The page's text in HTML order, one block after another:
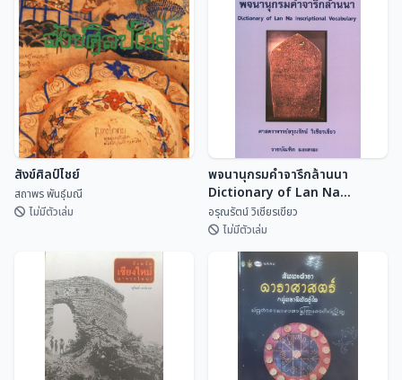
สังข์ศิลป์ไชย์
สถาพร พันธุ์มณี
สังข์ศิลป์ไชย์
สถาพร พันธุ์มณี
ไม่มีตัวเล่ม
พจนานุกรมคำจารึกล้านนา
Dictionary of Lan Na
Inscriptional Vocabulary
อรุณรัตน์ วิเชียรเขี...
พจนานุกรมคำจารึกล้านนา
Dictionary of Lan Na
Inscriptional Vocabulary
อรุณรัตน์ วิเชียรเขียว
ไม่มีตัวเล่ม